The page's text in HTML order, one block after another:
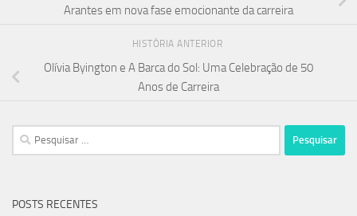
Arantes em nova fase emocionante da carreira
HISTÓRIA ANTERIOR
Olívia Byington e A Barca do Sol: Uma Celebração de 50
Anos de Carreira
Pesquisar
por:
POSTS RECENTES